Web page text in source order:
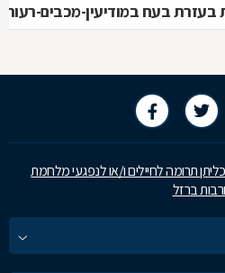
בעח במודיעין-מכבים-רעות
תרומה לחיילים ו/או לנפגעי מלחמת
ברזל